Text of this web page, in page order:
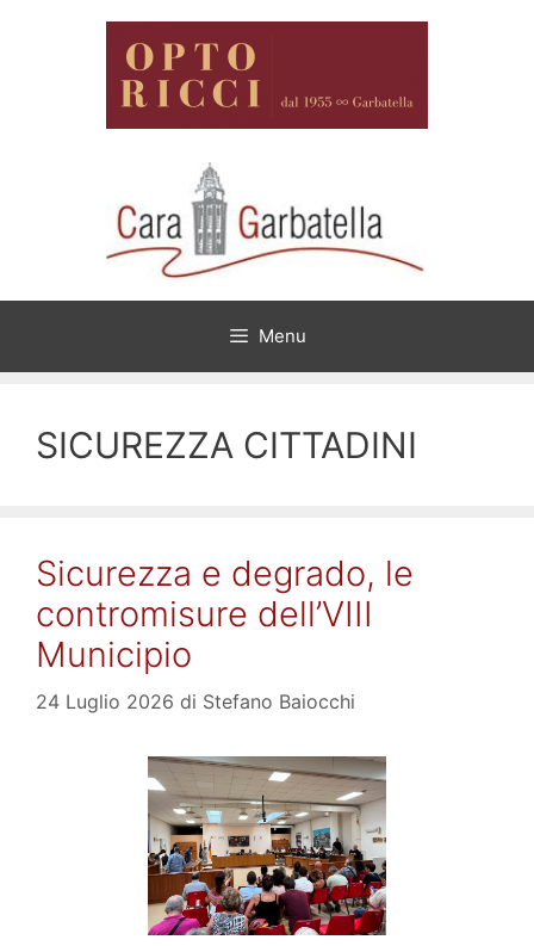
Menu
SICUREZZA CITTADINI
Sicurezza e degrado, le
contromisure dell’VIII
Municipio
24 Luglio 2026 di Stefano Baiocchi